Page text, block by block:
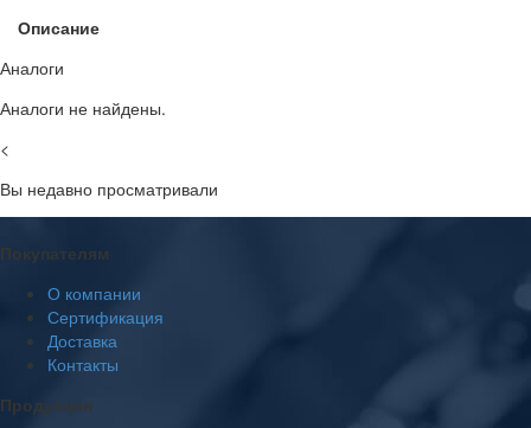
Описание
Аналоги
Аналоги не найдены.
<
Вы недавно просматривали
Покупателям
О компании
Сертификация
Доставка
Контакты
Продукция